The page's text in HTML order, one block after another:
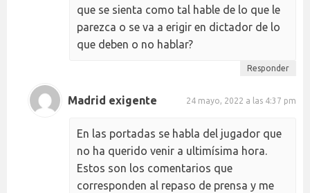
que se sienta como tal hable de lo que le
parezca o se va a erigir en dictador de lo
que deben o no hablar?
Responder
Madrid exigente 24 mayo, 2022 a las 4:37 pm
En las portadas se habla del jugador que
no ha querido venir a ultimísima hora.
Estos son los comentarios que
corresponden al repaso de prensa y me